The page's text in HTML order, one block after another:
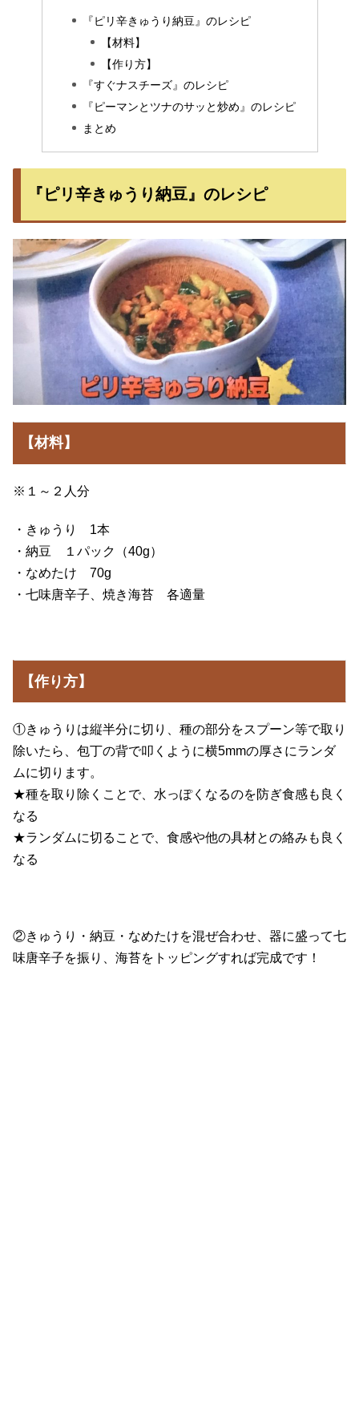
『ピリ辛きゅうり納豆』のレシピ
【材料】
【作り方】
『すぐナスチーズ』のレシピ
『ピーマンとツナのサッと炒め』のレシピ
まとめ
『ピリ辛きゅうり納豆』のレシピ
【材料】
※１～２人分
・きゅうり 1本
・納豆 １パック（40g）
・なめたけ 70g
・七味唐辛子、焼き海苔 各適量
【作り方】
①きゅうりは縦半分に切り、種の部分をスプーン等で取り
除いたら、包丁の背で叩くように横5mmの厚さにランダ
ムに切ります。
★種を取り除くことで、水っぽくなるのを防ぎ食感も良く
なる
★ランダムに切ることで、食感や他の具材との絡みも良く
なる
②きゅうり・納豆・なめたけを混ぜ合わせ、器に盛って七
味唐辛子を振り、海苔をトッピングすれば完成です！